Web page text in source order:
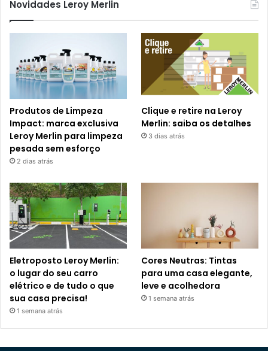
Novidades Leroy Merlin
Produtos de Limpeza
Impact: marca exclusiva
Leroy Merlin para limpeza
pesada sem esforço
2 dias atrás
Clique e retire na Leroy
Merlin: saiba os detalhes
3 dias atrás
Eletroposto Leroy Merlin:
o lugar do seu carro
elétrico e de tudo o que
sua casa precisa!
1 semana atrás
Cores Neutras: Tintas
para uma casa elegante,
leve e acolhedora
1 semana atrás